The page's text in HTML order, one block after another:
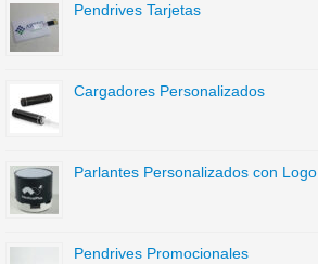
Pendrives Tarjetas
Cargadores Personalizados
Parlantes Personalizados con Logo
Pendrives Promocionales